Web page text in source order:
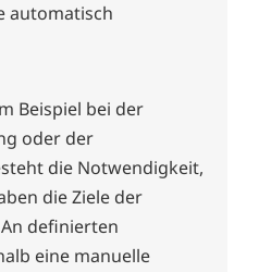
automatisch
Beispiel bei der
oder der
die Notwendigkeit,
die Ziele der
definierten
eine manuelle